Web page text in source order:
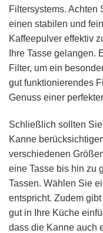
Filtersystems. Achten
einen stabilen und
Kaffeepulver effektiv
Ihre Tasse gelangen.
Filter, um ein
gut funktionierendes
Genuss einer
Schließlich sollten
Kanne
verschiedenen
eine Tasse bis hin zu
Tassen. Wählen Sie
entspricht. Zudem
gut in Ihre Küche
dass die Kanne auch